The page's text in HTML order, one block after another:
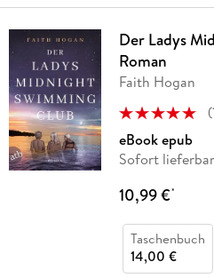
Der Ladys
Roman
Faith Hogan
(
eBook epub
Sofort
10,99 €*
Taschenbuch
14,00 €